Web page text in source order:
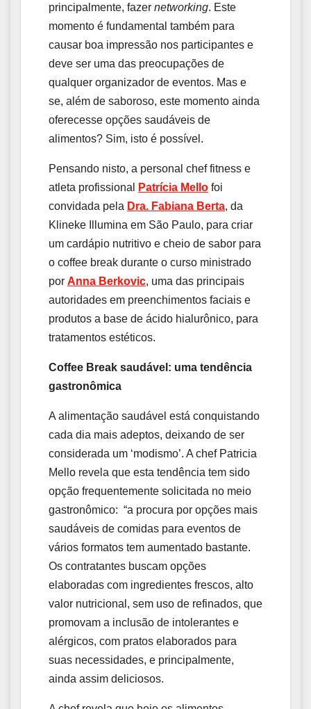
principalmente, fazer networking. Este
momento é fundamental também para
causar boa impressão nos participantes e
deve ser uma das preocupações de
qualquer organizador de eventos. Mas e
se, além de saboroso, este momento ainda
oferecesse opções saudáveis de
alimentos? Sim, isto é possível.
Pensando nisto, a personal chef fitness e
atleta profissional
Patrícia Mello foi
convidada pela Dra. Fabiana Berta, da
Klineke Illumina em São Paulo, para criar
um cardápio nutritivo e cheio de sabor para
o coffee break durante o curso ministrado
por Anna Berkovic, uma das principais
autoridades em preenchimentos faciais e
produtos a base de ácido hialurônico, para
tratamentos estéticos.
Coffee Break saudável: uma tendência
gastronômica
A alimentação saudável está conquistando
cada dia mais adeptos, deixando de ser
considerada um ‘modismo’. A chef Patricia
Mello revela que esta tendência tem sido
opção frequentemente solicitada no meio
gastronômico: “a procura por opções mais
saudáveis de comidas para eventos de
vários formatos tem aumentado bastante.
Os contratantes buscam opções
elaboradas com ingredientes frescos, alto
valor nutricional, sem uso de refinados, que
promovam a inclusão de intolerantes e
alérgicos, com pratos elaborados para
suas necessidades, e principalmente,
ainda assim deliciosos.